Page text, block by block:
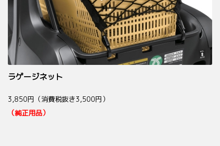
ラゲージネット
3,850円（消費税抜き3,500円）
（純正用品）